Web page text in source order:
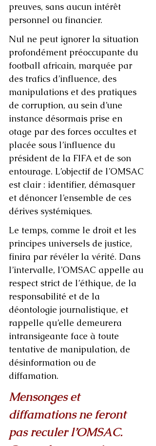
preuves, sans aucun intérêt
personnel ou financier.
Nul ne peut ignorer la situation
profondément préoccupante du
football africain, marquée par
des trafics d’influence, des
manipulations et des pratiques
de corruption, au sein d’une
instance désormais prise en
otage par des forces occultes et
placée sous l’influence du
président de la FIFA et de son
entourage. L’objectif de l’OMSAC
est clair : identifier, démasquer
et dénoncer l’ensemble de ces
dérives systémiques.
Le temps, comme le droit et les
principes universels de justice,
finira par révéler la vérité. Dans
l’intervalle, l’OMSAC appelle au
respect strict de l’éthique, de la
responsabilité et de la
déontologie journalistique, et
rappelle qu’elle demeurera
intransigeante face à toute
tentative de manipulation, de
désinformation ou de
diffamation.
Mensonges et
diffamations ne feront
pas reculer l’OMSAC.